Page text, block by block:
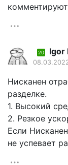
комментируют
20 Igor
Нисканен
разделке.
1. Высокий
2. Резкое
Если
не успевает